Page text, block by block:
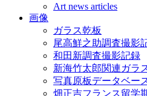
Art news articles
画像
ガラス乾板
尾高鮮之助調査撮影
和田新調査撮影記録
新海竹太郎関連ガラ
写真原板データベー
畑正吉フランス留学